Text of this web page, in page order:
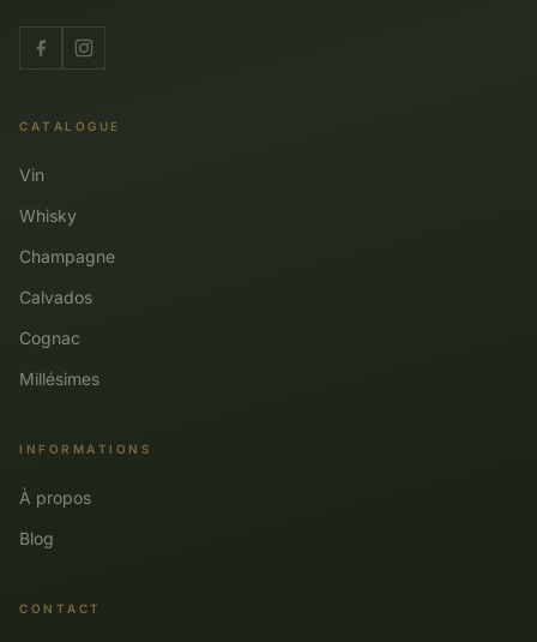
CATALOGUE
Vin
Whisky
Champagne
Calvados
Cognac
Millésimes
INFORMATIONS
À propos
Blog
CONTACT